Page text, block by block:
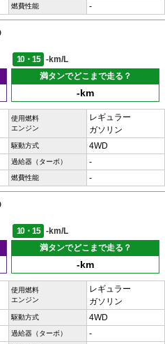
燃費性能 -
10・15
-km/L
満タンでどこまで走る？
-km
使用燃料
エンジン
レギュラー
ガソリン
駆動方式 4WD
過給器（ターボ） -
燃費性能 -
10・15
-km/L
満タンでどこまで走る？
-km
使用燃料
エンジン
レギュラー
ガソリン
駆動方式 4WD
過給器（ターボ） -